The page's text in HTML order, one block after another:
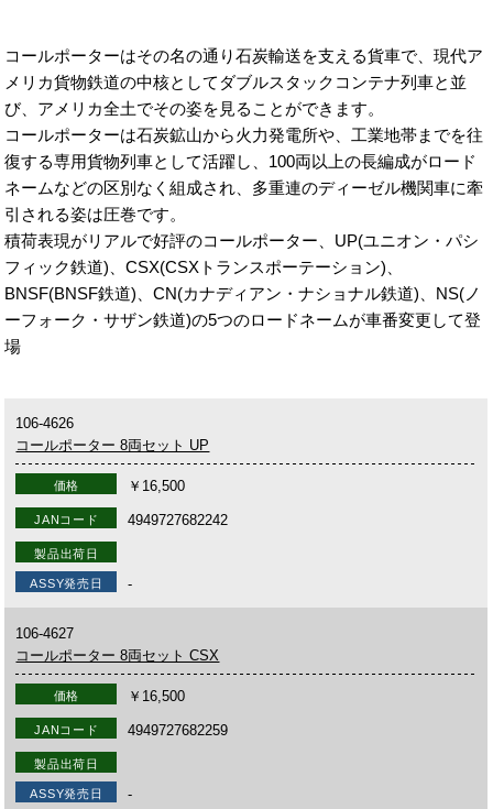
コールポーターはその名の通り石炭輸送を支える貨車で、現代ア
メリカ貨物鉄道の中核としてダブルスタックコンテナ列車と並
び、アメリカ全土でその姿を見ることができます。
コールポーターは石炭鉱山から火力発電所や、工業地帯までを往
復する専用貨物列車として活躍し、100両以上の長編成がロード
ネームなどの区別なく組成され、多重連のディーゼル機関車に牽
引される姿は圧巻です。
積荷表現がリアルで好評のコールポーター、UP(ユニオン・パシ
フィック鉄道)、CSX(CSXトランスポーテーション)、
BNSF(BNSF鉄道)、CN(カナディアン・ナショナル鉄道)、NS(ノ
ーフォーク・サザン鉄道)の5つのロードネームが車番変更して登
場
106-4626
コールポーター 8両セット UP
価格 ￥16,500
JANコード 4949727682242
製品出荷日
ASSY発売日 -
106-4627
コールポーター 8両セット CSX
価格 ￥16,500
JANコード 4949727682259
製品出荷日
ASSY発売日 -